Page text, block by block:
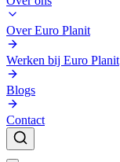
Over Euro Planit
Werken bij Euro Planit
Blogs
Contact